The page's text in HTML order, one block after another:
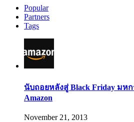
Popular
Partners
Tags
นับถอยหลังสู่ Black Friday มห
Amazon
November 21, 2013